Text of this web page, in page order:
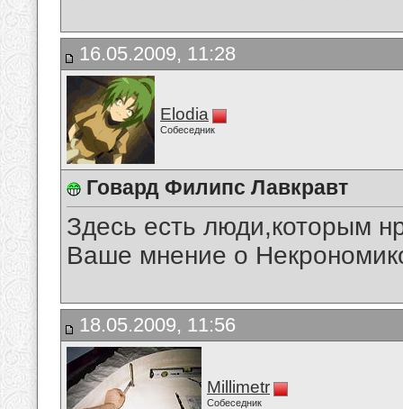
16.05.2009, 11:28
Elodia
Собеседник
Говард Филипс Лавкравт
Здесь есть люди,которым
Ваше мнение о
18.05.2009, 11:56
Millimetr
Собеседник